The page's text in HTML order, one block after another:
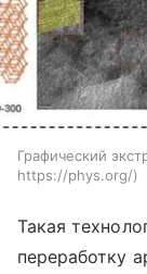
Графический
https://phys.org/
Такая
переработку